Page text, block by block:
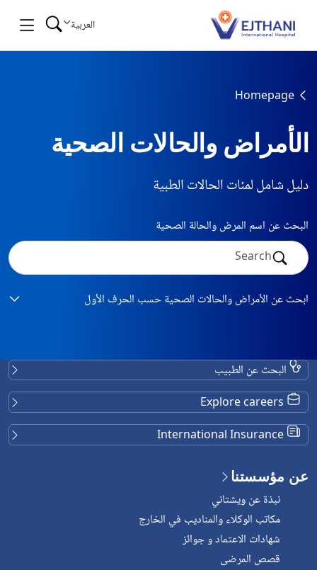
العربية
الأمراض والحالات الصحية
دليل شامل لمئات الحالات الطبية
البحث عن اسم المرض والحالة الصحية
ابحث عن الأمراض والحالات الصحية حسب الحرف الأول
البحث عن الطبيب
عن مؤسستنا
نبذة عن ويشتاني
مكاتب الوكلاء والمناديب في الخارج
شهادات الاعتماد و جوائز
قصص المرضى